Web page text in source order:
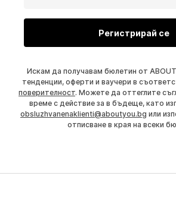
Регистрирай се
Искам да получавам бюлетин от ABOUT
тенденции, оферти и ваучери в
поверителност. Можете да оттеглите
време с действие за в бъдеще, като
obsluzhvanenaklienti@aboutyou.bg или
отписване в края на всеки